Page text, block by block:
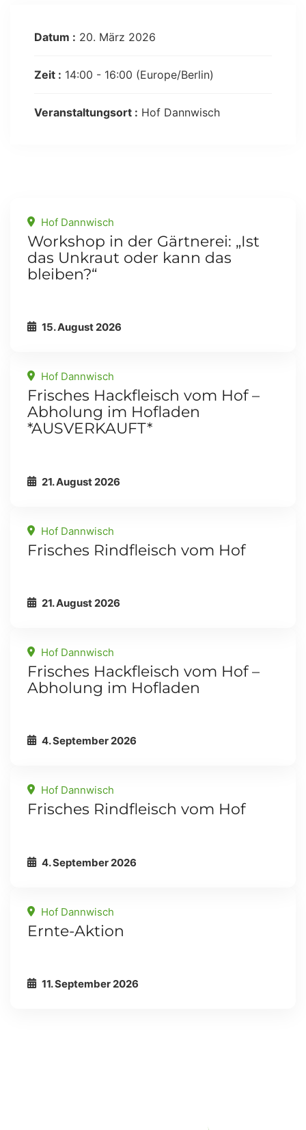
Datum : 20. März 2026
Zeit : 14:00 - 16:00 (Europe/Berlin)
Veranstaltungsort : Hof Dannwisch
Hof Dannwisch
Workshop in der Gärtnerei: „Ist
das Unkraut oder kann das
bleiben?“
15. August 2026
Hof Dannwisch
Frisches Hackfleisch vom Hof –
Abholung im Hofladen
*AUSVERKAUFT*
21. August 2026
Hof Dannwisch
Frisches Rindfleisch vom Hof
21. August 2026
Hof Dannwisch
Frisches Hackfleisch vom Hof –
Abholung im Hofladen
4. September 2026
Hof Dannwisch
Frisches Rindfleisch vom Hof
4. September 2026
Hof Dannwisch
Ernte-Aktion
11. September 2026